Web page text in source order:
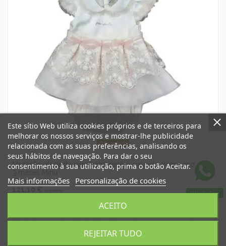
Esgotado
Macacão para bebé
Macacão elegante para bebé recém-nascido com bandolete
CR100044
centímetros. Composto por um vestido de mangas curtas e coulottes forrados de tule
com forro de algodão; a gola e as mangas têm um pequeno folho de tule rosa-
Adequado para o verão, o interior é forrado com...
WhatsApp
Este sítio Web utiliza cookies próprios e de terceiros para
melhorar os nossos serviços e mostrar-lhe publicidade
relacionada com as suas preferências, analisando os
seus hábitos de navegação. Para dar o seu
consentimento à sua utilização, prima o botão Aceitar.
Mais informações Personalização de cookies
REJEITAR TUDO
ACEITO